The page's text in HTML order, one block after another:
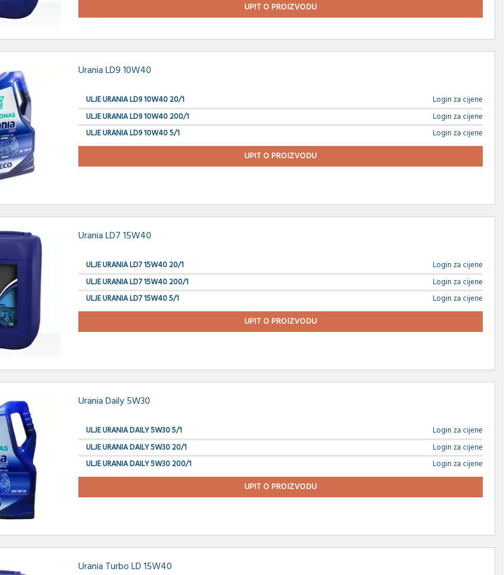
UPIT O PROIZVODU
Urania LD9 10W40
ULJE URANIA LD9 10W40 20/1
Login za cijene
ULJE URANIA LD9 10W40 200/1
Login za cijene
ULJE URANIA LD9 10W40 5/1
Login za cijene
UPIT O PROIZVODU
Urania LD7 15W40
ULJE URANIA LD7 15W40 20/1
Login za cijene
ULJE URANIA LD7 15W40 200/1
Login za cijene
ULJE URANIA LD7 15W40 5/1
Login za cijene
UPIT O PROIZVODU
Urania Daily 5W30
ULJE URANIA DAILY 5W30 5/1
Login za cijene
ULJE URANIA DAILY 5W30 20/1
Login za cijene
ULJE URANIA DAILY 5W30 200/1
Login za cijene
UPIT O PROIZVODU
Urania Turbo LD 15W40